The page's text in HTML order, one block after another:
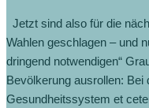
Jetzt sind also für die
Wahlen geschlagen – und
dringend notwendigen“
Bevölkerung ausrollen: Bei
Gesundheitssystem et